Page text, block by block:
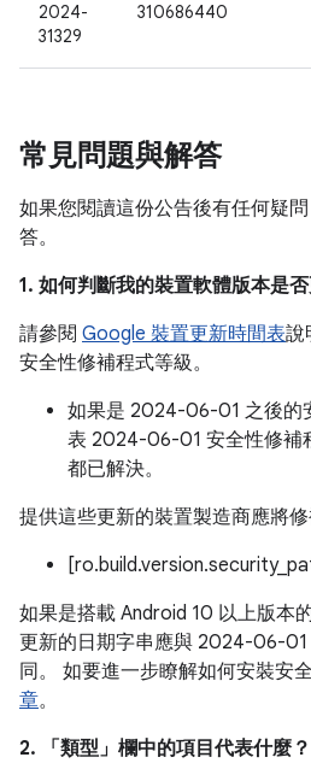
2024-
31329
310686440
常見問題與解答
如果您閱讀這份公告後有任何疑
答。
1. 如何判斷我的裝置軟體版本是
請參閱 Google 裝置更新時間表說
安全性修補程式等級。
如果是 2024-06-01 之後的
表 2024-06-01 安全性修補
都已解決。
提供這些更新的裝置製造商應將
如果是搭載 Android 10 以上版本
更新的日期字串應與 2024-06-01
同。 如要進一步瞭解如何安裝安
章。
2. 「類型」 欄中的項目代表什麼？